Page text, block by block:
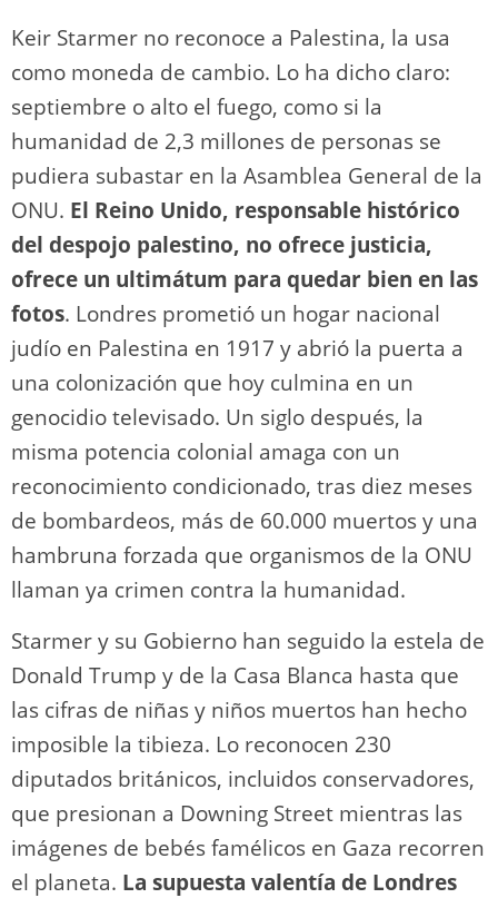
Keir Starmer no reconoce a Palestina, la usa
como moneda de cambio. Lo ha dicho claro:
septiembre o alto el fuego, como si la
humanidad de 2,3 millones de personas se
pudiera subastar en la Asamblea General de la
ONU. El Reino Unido, responsable histórico
del despojo palestino, no ofrece justicia,
ofrece un ultimátum para quedar bien en las
fotos. Londres prometió un hogar nacional
judío en Palestina en 1917 y abrió la puerta a
una colonización que hoy culmina en un
genocidio televisado. Un siglo después, la
misma potencia colonial amaga con un
reconocimiento condicionado, tras diez meses
de bombardeos, más de 60.000 muertos y una
hambruna forzada que organismos de la ONU
llaman ya crimen contra la humanidad.
Starmer y su Gobierno han seguido la estela de
Donald Trump y de la Casa Blanca hasta que
las cifras de niñas y niños muertos han hecho
imposible la tibieza. Lo reconocen 230
diputados británicos, incluidos conservadores,
que presionan a Downing Street mientras las
imágenes de bebés famélicos en Gaza recorren
el planeta. La supuesta valentía de Londres